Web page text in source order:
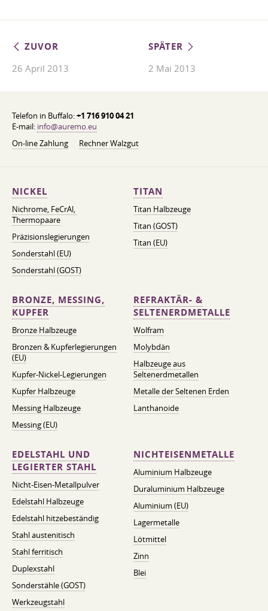
ZUVOR
26 April 2013
SPÄTER
2 Mai 2013
Telefon in Buffalo:+1 716 910 04 21
E-mail: info@auremo.eu
On-line Zahlung
Rechner Walzgut
NICKEL
Nichrome, FeСrAl, ​​
Thermopaare
Präzisionslegierungen
Sonderstahl (EU)
Sonderstahl (GOST)
TITAN
Titan Halbzeuge
Titan (GOST)
Titan (EU)
BRONZE, MESSING,
KUPFER
Bronze Halbzeuge
Bronzen & Kupferlegierungen
(EU)
Kupfer-Nickel-Legierungen
Kupfer Halbzeuge
Messing Halbzeuge
Messing (EU)
REFRAKTÄR- &
SELTENERDMETALLE
Wolfram
Molybdän
Halbzeuge aus
Seltenerdmetallen
Metalle der Seltenen Erden
Lanthanoide
EDELSTAHL UND
LEGIERTER STAHL
Nicht-Eisen-Metallpulver
Edelstahl Halbzeuge
Edelstahl hitzebeständig
Stahl austenitisch
Stahl ferritisch
Duplexstahl
Sonderstähle (GOST)
Werkzeugstahl
NICHTEISENMETALLE
Aluminium Halbzeuge
Duraluminium Halbzeuge
Aluminium (EU)
Lagermetalle
Lötmittel
Zinn
Blei